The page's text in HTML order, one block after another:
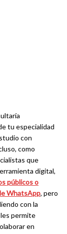
tu especialidad
con
como
que
digital,
públicos o
WhatsApp, pero
con la
permite
en